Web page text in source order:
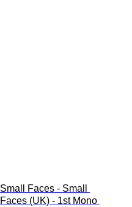
Small Faces - Small
Faces (UK) - 1st Mono